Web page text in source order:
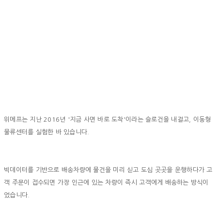
위메프는 지난 2016년 '지금 사면 바로 도착'이라는 슬로건을 내걸고, 이동형
물류센터를 실험한 바 있습니다.
빅데이터를 기반으로 배송차량에 물건을 미리 싣고 도심 곳곳을 운행하다가 고
객 주문이 접수되면 가장 인근에 있는 차량이 즉시 고객에게 배송하는 방식이
었습니다.